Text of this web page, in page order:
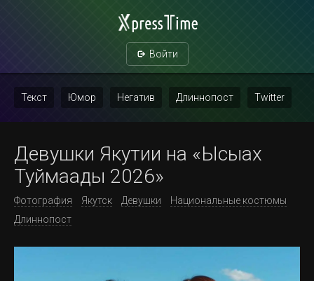
Войти
Текст Юмор Негатив Длиннопост Twitter
Повтор
Девушки Якутии на «Ысыах
Туймаады 2026»
Фотография Якутск Девушки
Национальные костюмы
Длиннопост